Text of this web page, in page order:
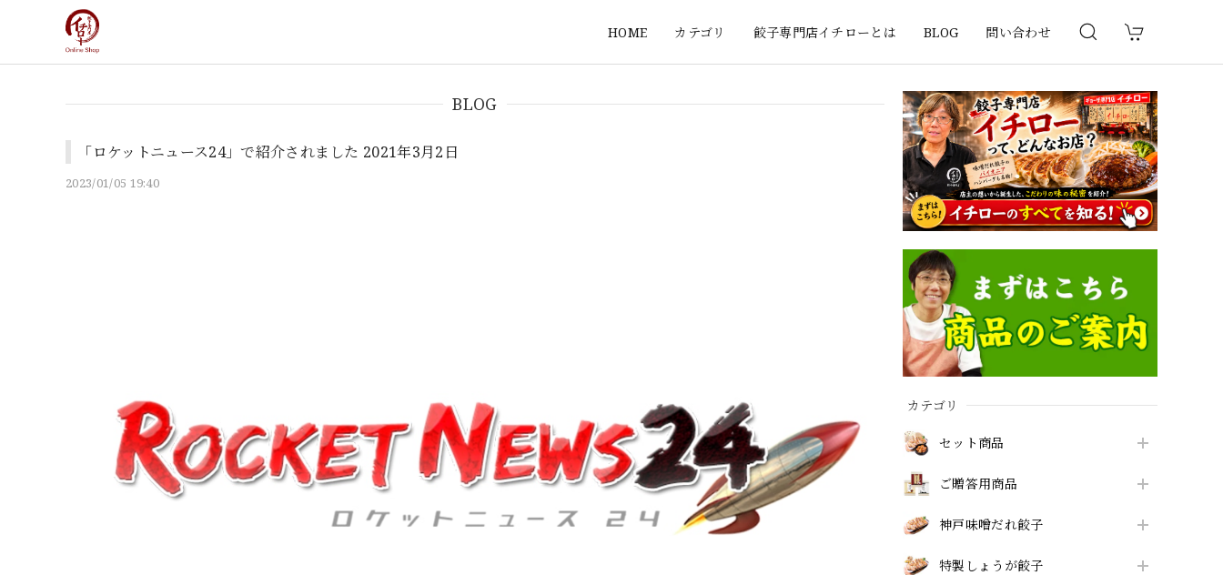
HOME カテゴリ 餃子専門店イチローとは BLOG 問い合わせ
カテゴリ
セット商品
ご贈答用商品
神戸味噌だれ餃子
特製しょうが餃子
BLOG
「ロケットニュース24」で紹介されました 2021年3月2日
2023/01/05 19:40